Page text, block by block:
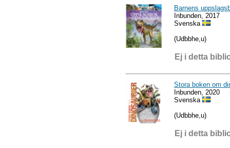
Barnens
Inbunden, 2017
Svenska
(Udbbhe,u)
Ej i detta
Stora boken om
Inbunden, 2020
Svenska
(Udbbhe,u)
Ej i detta